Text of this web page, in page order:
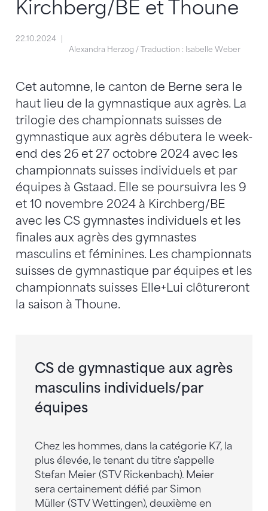
Kirchberg/BE et Thoune
22.10.2024
Alexandra Herzog / Traduction : Isabelle Weber
Cet automne, le canton de Berne sera le
haut lieu de la gymnastique aux agrès. La
trilogie des championnats suisses de
gymnastique aux agrès débutera le week-
end des 26 et 27 octobre 2024 avec les
championnats suisses individuels et par
équipes à Gstaad. Elle se poursuivra les 9
et 10 novembre 2024 à Kirchberg/BE
avec les CS gymnastes individuels et les
finales aux agrès des gymnastes
masculins et féminines. Les championnats
suisses de gymnastique par équipes et les
championnats suisses Elle+Lui clôtureront
la saison à Thoune.
CS de gymnastique aux agrès
masculins individuels/par
équipes
Chez les hommes, dans la catégorie K7, la
plus élevée, le tenant du titre s'appelle
Stefan Meier (STV Rickenbach). Meier
sera certainement défié par Simon
Müller (STV Wettingen), deuxième en